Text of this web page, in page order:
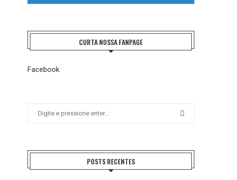
CURTA NOSSA FANPAGE
Facebook
POSTS RECENTES